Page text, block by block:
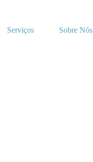
Serviços Sobre Nós